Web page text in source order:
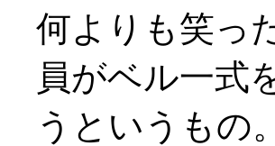
何よりも笑っ
員がベル一式
うというもの。